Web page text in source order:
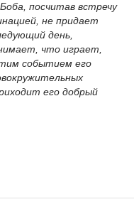
посчитав встречу
не придает
день,
что играет,
событием его
его добрый